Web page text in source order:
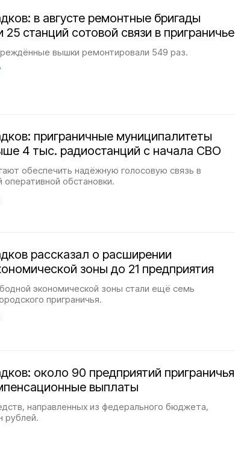
в августе ремонтные бригады
25 станций сотовой связи в приграничье
вышки ремонтировали 549 раз.
приграничные муниципалитеты
4 тыс. радиостанций с начала СВО
обеспечить надёжную голосовую связь в
оперативной обстановки.
рассказал о расширении
зоны до 21 предприятия
экономической зоны стали ещё семь
приграничья.
около 90 предприятий приграничья
выплаты
направленных из федерального бюджета,
рублей.